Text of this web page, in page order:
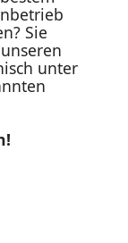
Sie
unter